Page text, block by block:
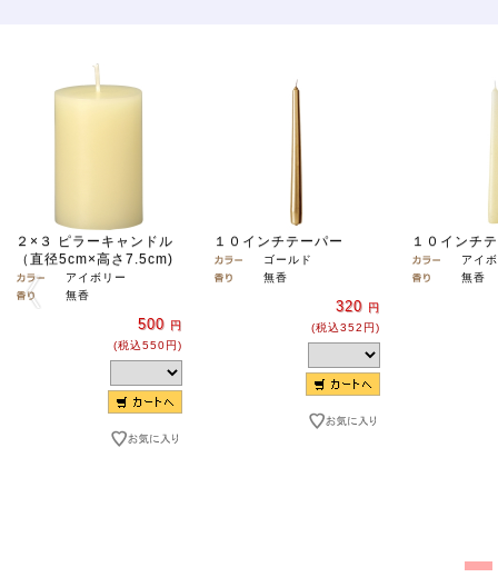
２×３ ピラーキャンドル
（直径5cm×高さ7.5cm)
アイボリー
無香
500 円
(税込550円)
１０インチテーパー
ゴールド
無香
320 円
(税込352円)
１０インチ
アイ
無香